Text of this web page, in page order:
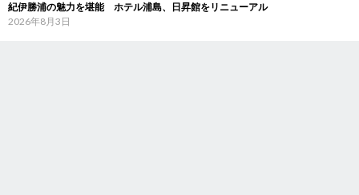
紀伊勝浦の魅力を堪能 ホテル浦島、日昇館をリニューアル
2026年8月3日